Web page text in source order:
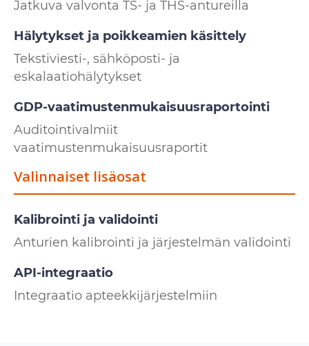
Jatkuva valvonta TS- ja THS-antureilla
Hälytykset ja poikkeamien käsittely
Tekstiviesti-, sähköposti- ja
eskalaatiohälytykset
GDP-vaatimustenmukaisuusraportointi
Auditointivalmiit
vaatimustenmukaisuusraportit
Valinnaiset lisäosat
Kalibrointi ja validointi
Anturien kalibrointi ja järjestelmän validointi
API-integraatio
Integraatio apteekkijärjestelmiin